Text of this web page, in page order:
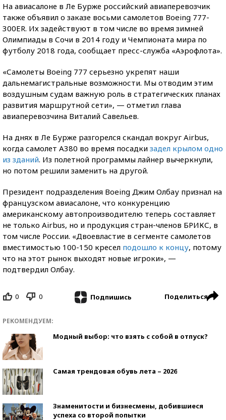
На авиасалоне в Ле Бурже российский авиаперевозчик
также объявил о заказе восьми самолетов Boeing 777-
300ER. Их задействуют в том числе во время зимней
Олимпиады в Сочи в 2014 году и Чемпионата мира по
футболу 2018 года, сообщает пресс-служба «Аэрофлота».
«Самолеты Boeing 777 серьезно укрепят наши
дальнемагистральные возможности. Мы отводим этим
воздушным судам важную роль в стратегических планах
развития маршрутной сети», — отметил глава
авиаперевозчина Виталий Савельев.
На днях в Ле Бурже разгорелся скандал вокруг Airbus,
когда самолет А380 во время посадки задел крылом одно
из зданий. Из полетной программы лайнер вычеркнули,
но потом решили заменить на другой.
Президент подразделения Boeing Джим Олбау признал на
французском авиасалоне, что конкуренцию
американскому автопроизводителю теперь составляет
не только Airbus, но и продукция стран-членов БРИКС, в
том числе России. «Двоевластие в сегменте самолетов
вместимостью 100-150 кресел подошло к концу, потому
что на этот рынок выходят новые игроки», —
подтвердил Олбау.
0 0 Подпишись Поделиться
РЕКОМЕНДУЕМ:
Модный выбор: что взять с собой в отпуск?
Самая трендовая обувь лета – 2026
Знаменитости и бизнесмены, добившиеся
успеха со второй попытки